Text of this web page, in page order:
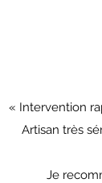
« Intervention
Artisan très
Je